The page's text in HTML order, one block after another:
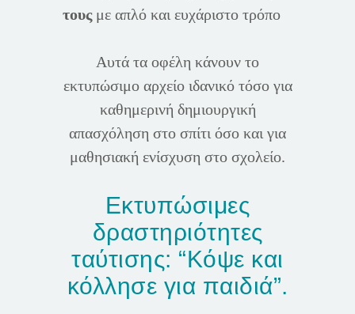
τουςμε απλό και ευχάριστο τρόπο
Αυτά τα οφέλη κάνουν το
εκτυπώσιμο αρχείο ιδανικό τόσο για
καθημερινή δημιουργική
απασχόληση στο σπίτι όσο και για
μαθησιακή ενίσχυση στο σχολείο.
Εκτυπώσιμες
δραστηριότητες
ταύτισης: “Κόψε και
κόλλησε για παιδιά”.